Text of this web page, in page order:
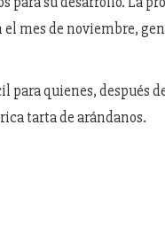
mes de noviembre,
para quienes, después
tarta de arándanos.